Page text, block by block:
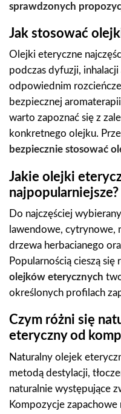
sprawdzonych
Jak stosować
Olejki eteryczne
podczas dyfuzji,
odpowiednim
bezpiecznej
warto zapoznać się z
konkretnego olejku.
bezpiecznie stosować
Jakie olejki
najpopularniejsze?
Do najczęściej
lawendowe, cytrynowe,
drzewa herbacianego
Popularnością cieszą
olejków eterycznych
określonych profilach
Czym różni się
eteryczny od
Naturalny olejek
metodą destylacji,
naturalnie występujące
Kompozycje